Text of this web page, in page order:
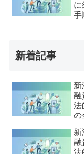
に
手
新着記事
新
融
法
の
新
融
法